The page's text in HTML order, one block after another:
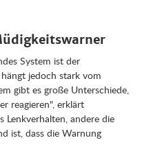
System ist der
jedoch stark vom
gibt es große Unterschiede,
reagieren", erklärt
Lenkverhalten, andere die
ist, dass die Warnung